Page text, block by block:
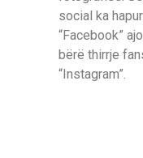
social ka
“Facebook”
bërë thirrje
“Instagram”.